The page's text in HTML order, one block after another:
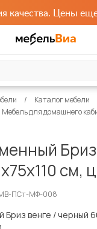
качества. Цены
Каталог мебели
Мебель для домашнего
см,
ПСт-МФ-008